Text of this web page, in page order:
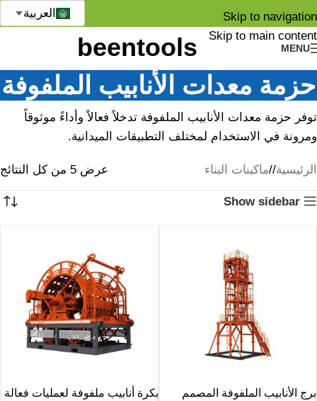
Skip to navigation
Skip to main content
MENU
العربية
حزمة معدات الأنابيب الملفوفة
توفر حزمة معدات الأنابيب الملفوفة تدخلاً فعالاً وأداءً موثوقاً
ومرونة في الاستخدام لمختلف التطبيقات الميدانية.
الرئيسية/ ماكينات البناء عرض ⁦5⁩ من كل النتائج
Show sidebar
برج الأنابيب الملفوفة المصمم
بكرة أنابيب ملفوفة لعمليات فعالة